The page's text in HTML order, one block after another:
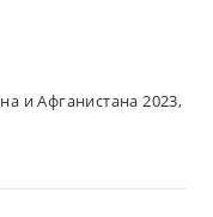
и Афганистана 2023,